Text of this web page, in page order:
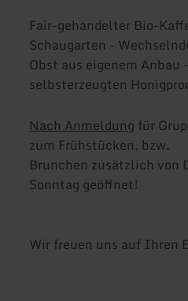
Fair-gehandelter Bio-
Schaugarten -
Obst aus eigenem Anbau
selbsterzeugten
Nach Anmeldung für
zum Frühstücken, bzw.
Brunchen zusätzlich von
Sonntag geöffnet!
Wir freuen uns auf Ihren